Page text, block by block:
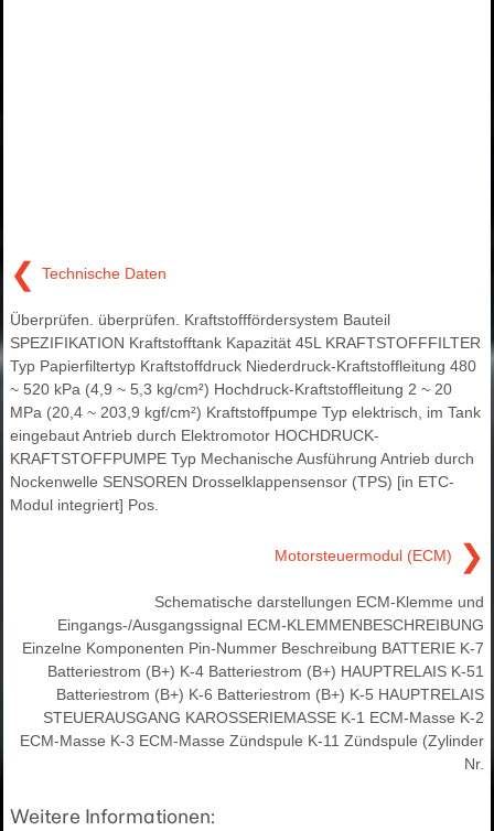
❮ Technische Daten
Überprüfen. überprüfen. Kraftstofffördersystem Bauteil
SPEZIFIKATION Kraftstofftank Kapazität 45L KRAFTSTOFFFILTER
Typ Papierfiltertyp Kraftstoffdruck Niederdruck-Kraftstoffleitung 480
~ 520 kPa (4,9 ~ 5,3 kg/cm²) Hochdruck-Kraftstoffleitung 2 ~ 20
MPa (20,4 ~ 203,9 kgf/cm²) Kraftstoffpumpe Typ elektrisch, im Tank
eingebaut Antrieb durch Elektromotor HOCHDRUCK-
KRAFTSTOFFPUMPE Typ Mechanische Ausführung Antrieb durch
Nockenwelle SENSOREN Drosselklappensensor (TPS) [in ETC-
Modul integriert] Pos.
Motorsteuermodul (ECM) ❯
Schematische darstellungen ECM-Klemme und
Eingangs-/Ausgangssignal ECM-KLEMMENBESCHREIBUNG
Einzelne Komponenten Pin-Nummer Beschreibung BATTERIE K-7
Batteriestrom (B+) K-4 Batteriestrom (B+) HAUPTRELAIS K-51
Batteriestrom (B+) K-6 Batteriestrom (B+) K-5 HAUPTRELAIS
STEUERAUSGANG KAROSSERIEMASSE K-1 ECM-Masse K-2
ECM-Masse K-3 ECM-Masse Zündspule K-11 Zündspule (Zylinder
Nr.
Weitere Informationen: